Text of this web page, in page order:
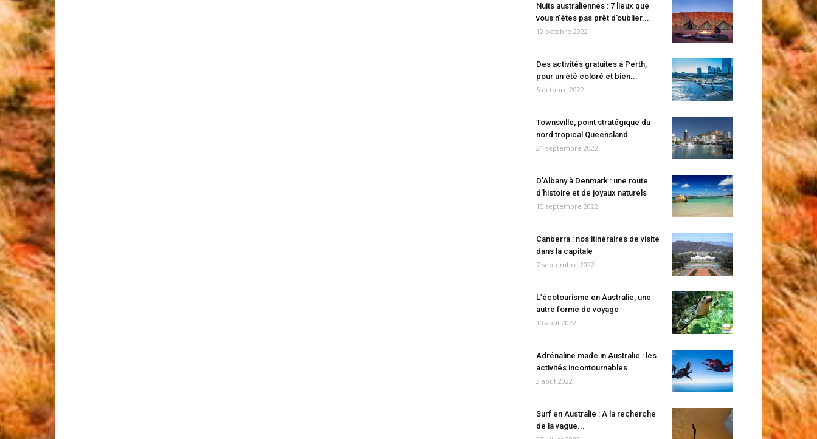
Nuits australiennes : 7 lieux que
vous n’êtes pas prêt d’oublier...
12 octobre 2022
Des activités gratuites à Perth,
pour un été coloré et bien...
5 octobre 2022
Townsville, point stratégique du
nord tropical Queensland
21 septembre 2022
D’Albany à Denmark : une route
d’histoire et de joyaux naturels
15 septembre 2022
Canberra : nos itinéraires de visite
dans la capitale
7 septembre 2022
L’écotourisme en Australie, une
autre forme de voyage
10 août 2022
Adrénaline made in Australie : les
activités incontournables
3 août 2022
Surf en Australie : A la recherche
de la vague...